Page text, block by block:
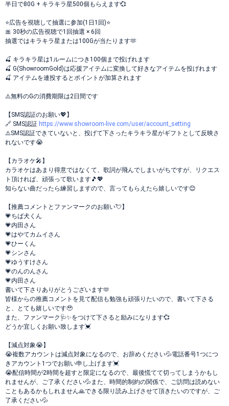
半日で80G + キラキラ星500個もらえます💞
⭐️広告を視聴して抽選に参加(1日1回)⭐️
🎀 30秒の広告視聴で1回抽選 × 6回
抽選ではキラキラ星または100Gが当たります🫶
🍒 キラキラ星は1ルームにつき100個まで投げれます
🍒 G(ShowroomGold)は応援アイテムに変換して好きなアイテムを投げれます
🍒 アイテムを連投するとポイントが加算されます
⚠️無料のGの消費期限は2日間です
【SMS認証のお願い💖】
🔗 SMS認証 https://www.showroom-live.com/user/account_setting
⚠️SMS認証できていないと、投げて下さったキラキラ星がギフトとして反映さ
れないです😭
【カラオケ🎤】
カラオケはあまり得意ではなくて、歌詞が飛んでしまいがちですが、リクエス
ト頂ければ、頑張って歌います🎵💖
知らない曲だったら練習しますので、言ってもらえたら嬉しいです😊
【推薦コメントとファンマークのお願い💘】
💗ちば犬くん
💗内田さん
💗はやてカムイさん
💗ひーくん
💗シンさん
💗ゆうすけさん
💗のんのんさん
💗内田さん
書いて下さりありがとうございます🫶
皆様からの推薦コメントを見て配信も勉強も頑張りたいので、書いて下さる
と、とても嬉しいです🥹
また、ファンマーク🩺✨️をつけて下さると励みになります💞
どうか宜しくお願い致します💓
【減点対象😭】
😭複数アカウントは減点対象になるので、お辞めください💦電話番号1つにつ
きアカウント1つでお願い申し上げます💓
😭配信時間が2時間を超すと限定になるので、最後慌てて切ってしまうかもし
れませんが、ご了承ください💦また、時間的制約の関係で、ご訪問は読めない
こともあるかもしれません🙏できる限り読み上げさせて頂きたいのですが、ご
了承ください💦